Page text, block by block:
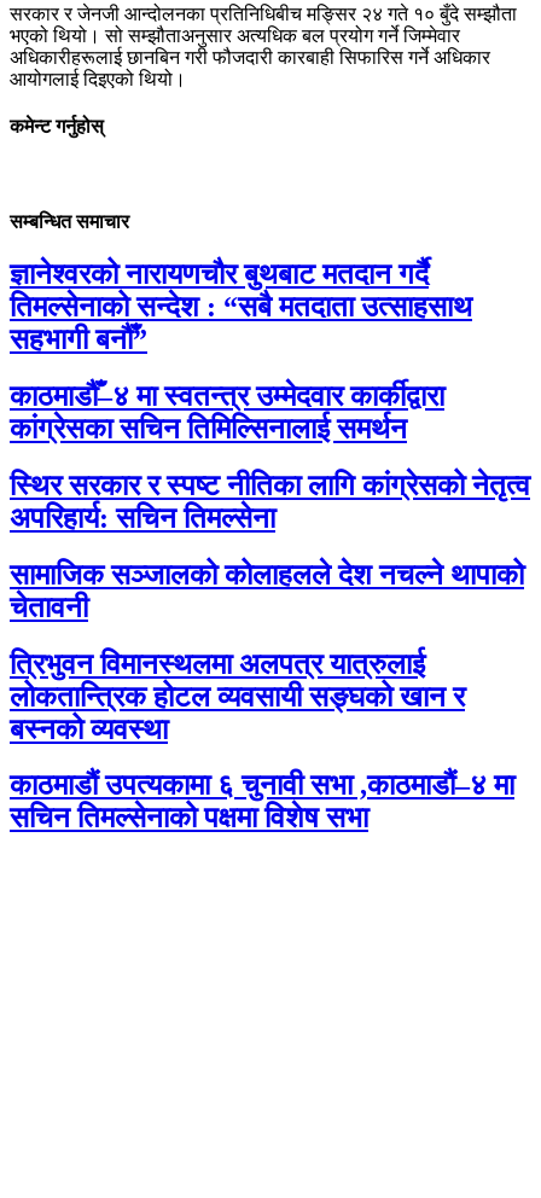
सरकार र जेनजी आन्दोलनका प्रतिनिधिबीच मङ्सिर २४ गते १० बुँदे सम्झौता
भएको थियो। सो सम्झौताअनुसार अत्यधिक बल प्रयोग गर्ने जिम्मेवार
अधिकारीहरूलाई छानबिन गरी फौजदारी कारबाही सिफारिस गर्ने अधिकार
आयोगलाई दिइएको थियो।
कमेन्ट गर्नुहोस्
सम्बन्धित समाचार
ज्ञानेश्वरको नारायणचौर बुथबाट मतदान गर्दै
तिमल्सेनाको सन्देश : “सबै मतदाता उत्साहसाथ
सहभागी बनौँ”
काठमाडौँ–४ मा स्वतन्त्र उम्मेदवार कार्कीद्वारा
कांग्रेसका सचिन तिमिल्सिनालाई समर्थन
स्थिर सरकार र स्पष्ट नीतिका लागि कांग्रेसको नेतृत्व
अपरिहार्य: सचिन तिमल्सेना
सामाजिक सञ्जालको कोलाहलले देश नचल्ने थापाको
चेतावनी
त्रिभुवन विमानस्थलमा अलपत्र यात्रुलाई
लोकतान्त्रिक होटल व्यवसायी सङ्घको खान र
बस्नको व्यवस्था
काठमाडौं उपत्यकामा ६ चुनावी सभा ,काठमाडौं–४ मा
सचिन तिमल्सेनाको पक्षमा विशेष सभा